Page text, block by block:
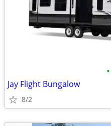
•
Jay Flight Bungalow
8/2